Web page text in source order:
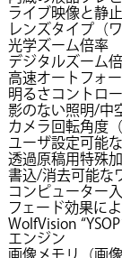
ライブ映像と静
レンズタイプ（
光学ズーム倍率
デジタルズーム
高速オートフォ
明るさコントロ
影のない照明/中
カメラ回転角度
ユーザ設定可能
透過原稿用特殊
書込/消去可能な
コンピューター
フェード効果に
WolfVision
エンジン
画像メモリ（画像